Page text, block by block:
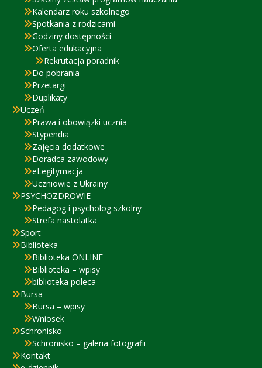
Kalendarz roku szkolnego
Spotkania z rodzicami
Godziny dostępności
Oferta edukacyjna
Rekrutacja poradnik
Do pobrania
Przetargi
Duplikaty
Uczeń
Prawa i obowiązki ucznia
Stypendia
Zajęcia dodatkowe
Doradca zawodowy
eLegitymacja
Uczniowie z Ukrainy
PSYCHOZDROWIE
Pedagog i psycholog szkolny
Strefa nastolatka
Sport
Biblioteka
Biblioteka ONLINE
Biblioteka – wpisy
biblioteka poleca
Bursa
Bursa – wpisy
Wniosek
Schronisko
Schronisko – galeria fotografii
Kontakt